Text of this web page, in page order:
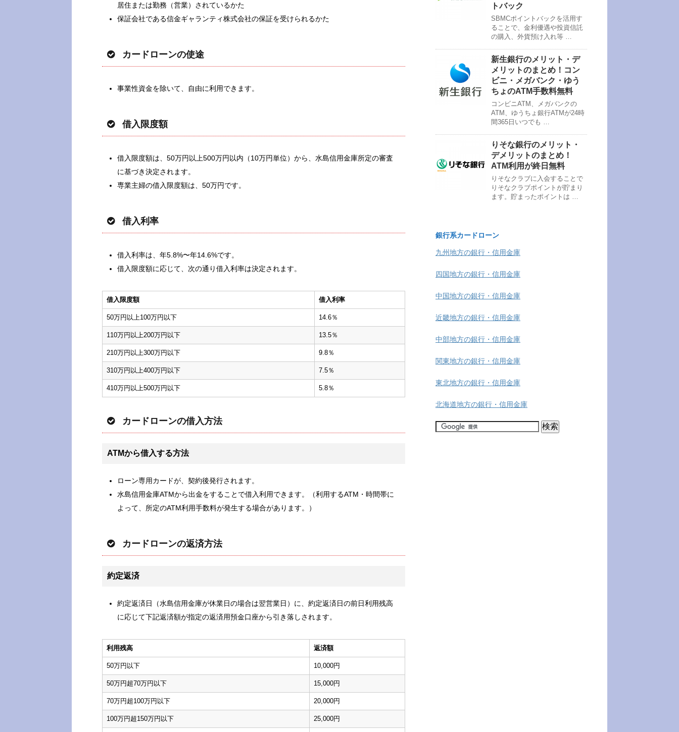
居住または勤務（営業）されているかた
保証会社である信金ギャランティ株式会社の保証を受けられるかた
カードローンの使途
事業性資金を除いて、自由に利用できます。
借入限度額
借入限度額は、50万円以上500万円以内（10万円単位）から、水島信用金庫所定の審査
に基づき決定されます。
専業主婦の借入限度額は、50万円です。
借入利率
借入利率は、年5.8%〜年14.6%です。
借入限度額に応じて、次の通り借入利率は決定されます。
借入限度額 借入利率
50万円以上100万円以下 14.6％
110万円以上200万円以下 13.5％
210万円以上300万円以下 9.8％
310万円以上400万円以下 7.5％
410万円以上500万円以下 5.8％
カードローンの借入方法
ATMから借入する方法
ローン専用カードが、契約後発行されます。
水島信用金庫ATMから出金をすることで借入利用できます。（利用するATM・時間帯に
よって、所定のATM利用手数料が発生する場合があります。）
カードローンの返済方法
約定返済
約定返済日（水島信用金庫が休業日の場合は翌営業日）に、約定返済日の前日利用残高
に応じて下記返済額が指定の返済用預金口座から引き落しされます。
利用残高 返済額
50万円以下 10,000円
50万円超70万円以下 15,000円
70万円超100万円以下 20,000円
100万円超150万円以下 25,000円
トバック
SBMCポイントバックを活用す
ることで、金利優遇や投資信託
の購入、外貨預け入れ等 …
新生銀行のメリット・デ
メリットのまとめ！コン
ビニ・メガバンク・ゆう
ちょのATM手数料無料
コンビニATM、メガバンクの
ATM、ゆうちょ銀行ATMが24時
間365日いつでも …
りそな銀行のメリット・
デメリットのまとめ！
ATM利用が終日無料
りそなクラブに入会することで
りそなクラブポイントが貯まり
ます。貯まったポイントは …
銀行系カードローン
九州地方の銀行・信用金庫
四国地方の銀行・信用金庫
中国地方の銀行・信用金庫
近畿地方の銀行・信用金庫
中部地方の銀行・信用金庫
関東地方の銀行・信用金庫
東北地方の銀行・信用金庫
北海道地方の銀行・信用金庫